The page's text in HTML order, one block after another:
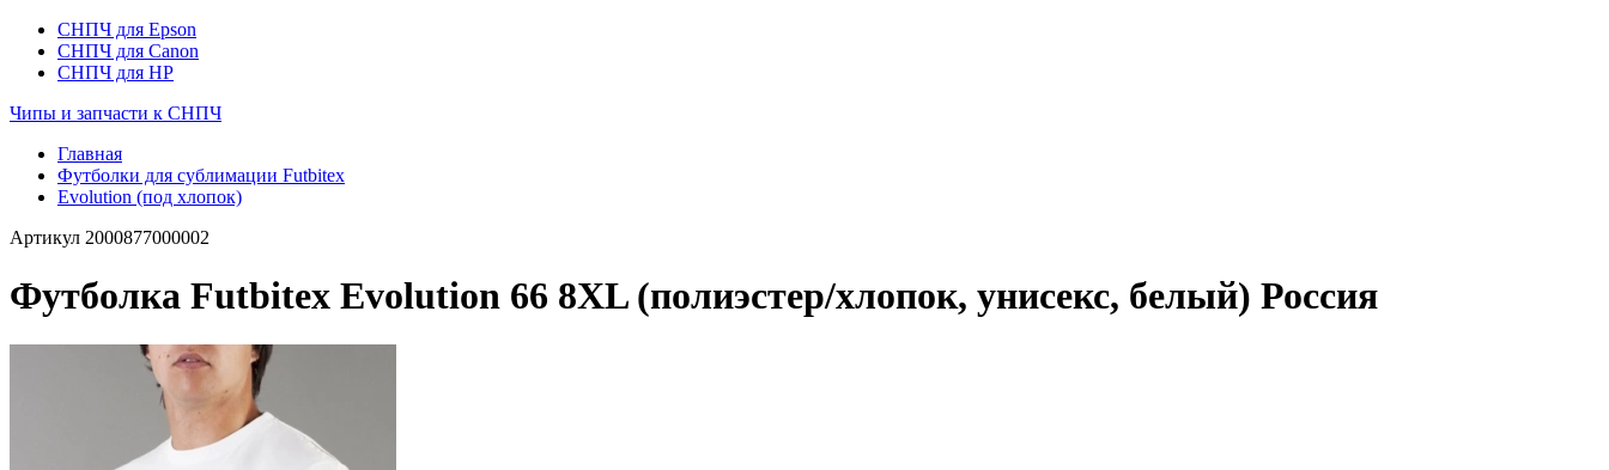
СНПЧ для Epson
СНПЧ для Canon
СНПЧ для HP
Чипы и запчасти к СНПЧ
Главная
Футболки для сублимации Futbitex
Evolution (под хлопок)
Артикул 2000877000002
Футболка Futbitex Evolution 66 8XL (полиэстер/хлопок, унисекс, белый) Россия